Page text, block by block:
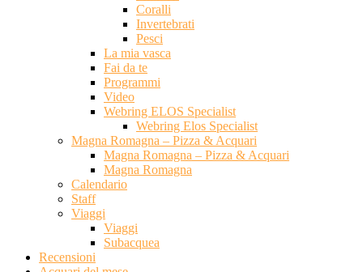
Coralli
Invertebrati
Pesci
La mia vasca
Fai da te
Programmi
Video
Webring ELOS Specialist
Webring Elos Specialist
Magna Romagna – Pizza & Acquari
Magna Romagna – Pizza & Acquari
Magna Romagna
Calendario
Staff
Viaggi
Viaggi
Subacquea
Recensioni